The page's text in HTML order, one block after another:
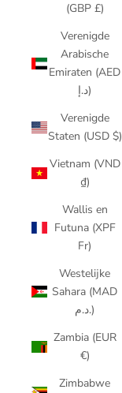
(GBP £)
Verenigde
Arabische
Emiraten (AED
د.إ)
Verenigde
Staten (USD $)
Vietnam (VND
₫)
Wallis en
Futuna (XPF
Fr)
Westelijke
Sahara (MAD
د.م.)
Zambia (EUR
€)
Zimbabwe